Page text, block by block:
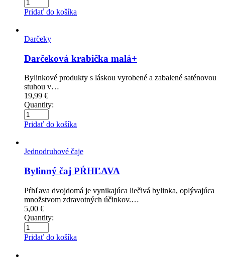
Pridať do košíka
Darčeky
Darčeková krabička malá+
Bylinkové produkty s láskou vyrobené a zabalené saténovou
stuhou v…
19,99 €
Quantity:
Pridať do košíka
Jednodruhové čaje
Bylinný čaj PŔHĽAVA
Pŕhľava dvojdomá je vynikajúca liečivá bylinka, oplývajúca
množstvom zdravotných účinkov.…
5,00 €
Quantity:
Pridať do košíka